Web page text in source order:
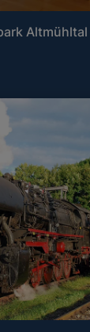
Altmühltal